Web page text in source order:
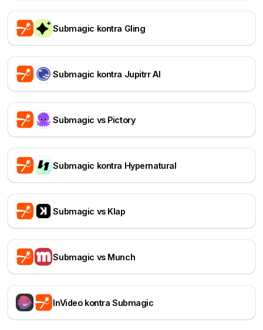
Submagic kontra Gling
Submagic kontra Jupitrr AI
Submagic vs Pictory
Submagic kontra Hypernatural
Submagic vs Klap
Submagic vs Munch
InVideo kontra Submagic